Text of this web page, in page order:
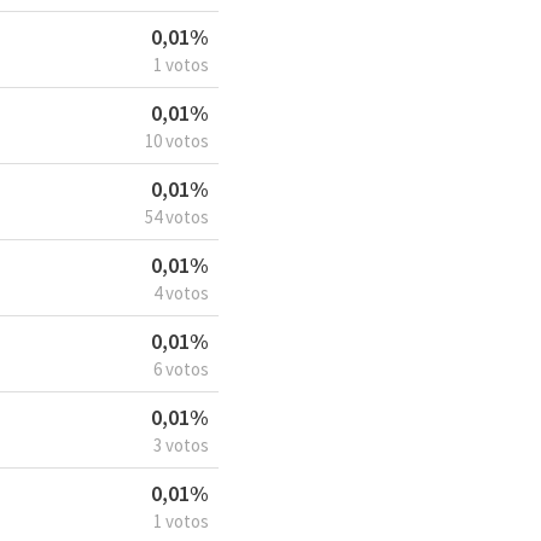
0,01%
1 votos
0,01%
10 votos
0,01%
54 votos
0,01%
4 votos
0,01%
6 votos
0,01%
3 votos
0,01%
1 votos